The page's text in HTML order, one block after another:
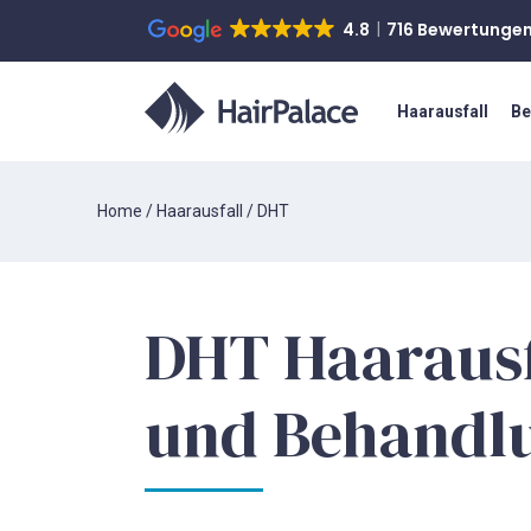
4.8 716
Haarausfall
Home / Haarausfall / DHT
DHT
und